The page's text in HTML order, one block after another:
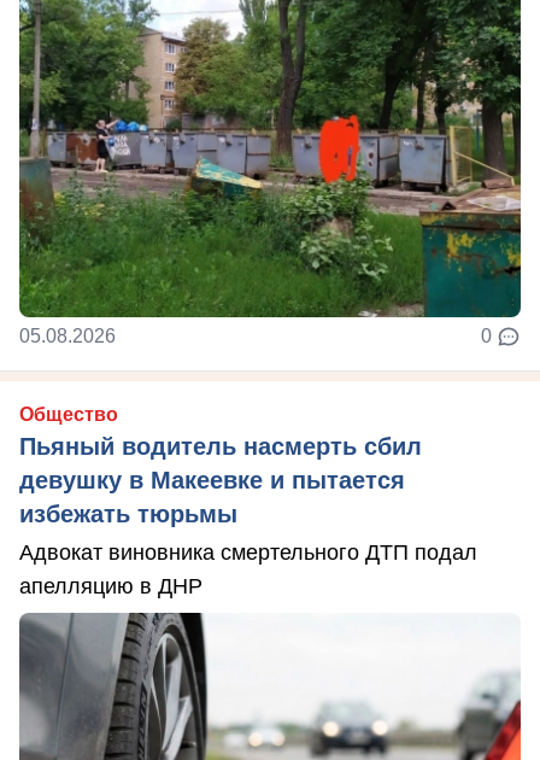
05.08.2026 0
Общество
Пьяный водитель насмерть сбил
девушку в Макеевке и пытается
избежать тюрьмы
Адвокат виновника смертельного ДТП подал
апелляцию в ДНР